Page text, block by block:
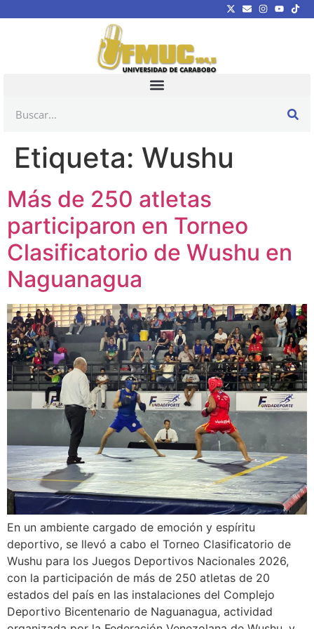
Etiqueta: Wushu
Más de 250 atletas
participaron en Torneo
Clasificatorio de Wushu en
Naguanagua
En un ambiente cargado de emoción y espíritu
deportivo, se llevó a cabo el Torneo Clasificatorio de
Wushu para los Juegos Deportivos Nacionales 2026,
con la participación de más de 250 atletas de 20
estados del país en las instalaciones del Complejo
Deportivo Bicentenario de Naguanagua, actividad